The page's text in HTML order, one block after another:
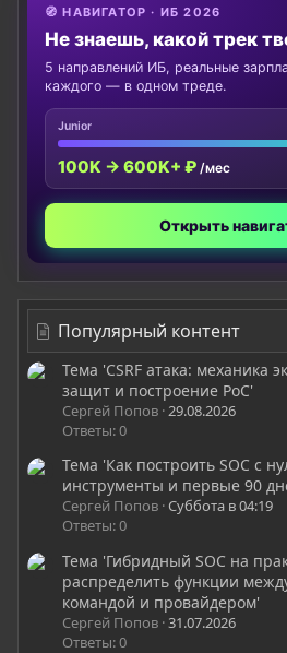
🧭 НАВИГАТОР · ИБ 2026
Не знаешь, какой трек
5 направлений ИБ, реальные
каждого — в одном треде.
Junior
100K → 600K+ ₽ /мес
Открыть
Популярный контент
Тема 'CSRF атака: механика
защит и построение PoC'
Сергей Попов 29.08.2026
Ответы: 0
Тема 'Как построить SOC с
инструменты и первые 90
Сергей Попов Суббота в 04:19
Ответы: 0
Тема 'Гибридный SOC на
распределить функции
командой и провайдером'
Сергей Попов 31.07.2026
Ответы: 0